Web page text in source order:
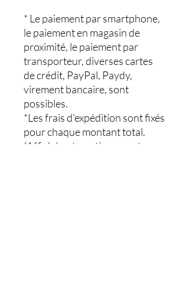
* Le paiement par smartphone,
le paiement en magasin de
proximité, le paiement par
transporteur, diverses cartes
de crédit, PayPal, Paydy,
virement bancaire, sont
possibles.
*Les frais d'expédition sont fixés
pour chaque montant total.
(Affiché automatiquement sur